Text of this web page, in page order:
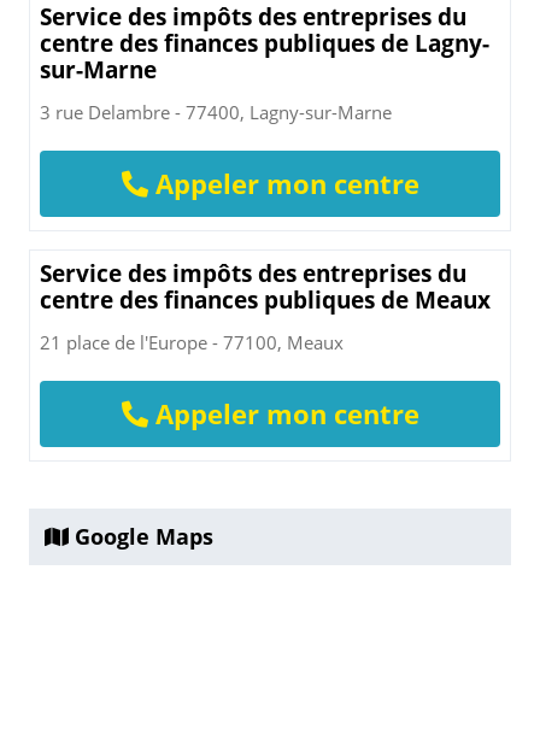
Service des impôts des entreprises du
centre des finances publiques de Lagny-
sur-Marne
3 rue Delambre - 77400, Lagny-sur-Marne
Appeler mon centre
Service des impôts des entreprises du
centre des finances publiques de Meaux
21 place de l'Europe - 77100, Meaux
Appeler mon centre
Google Maps